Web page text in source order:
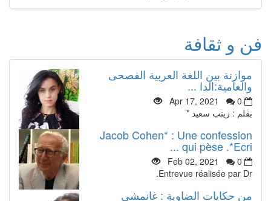
فن و ثقافة
موازنة بين اللغة العربية الفصحى
والعامية:الدا ...
Apr 17, 2021
0
بقلم : زينب سعيد *
Jacob Cohen* : Une confession
qui pèse .*Ecri ...
Feb 02, 2021
0
Entrevue réalisée par Dr.
من حكايات الضاوية : غانمشي